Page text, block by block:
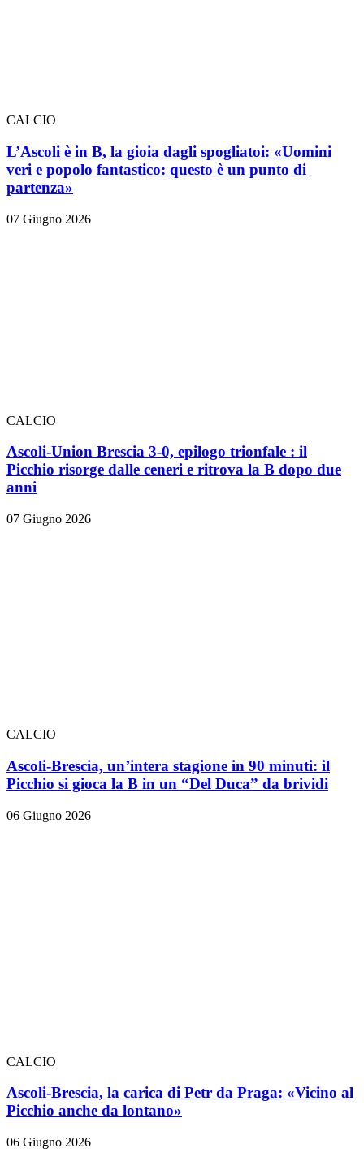
CALCIO
L’Ascoli è in B, la gioia dagli spogliatoi: «Uomini
veri e popolo fantastico: questo è un punto di
partenza»
07 Giugno 2026
CALCIO
Ascoli-Union Brescia 3-0, epilogo trionfale : il
Picchio risorge dalle ceneri e ritrova la B dopo due
anni
07 Giugno 2026
CALCIO
Ascoli-Brescia, un’intera stagione in 90 minuti: il
Picchio si gioca la B in un “Del Duca” da brividi
06 Giugno 2026
CALCIO
Ascoli-Brescia, la carica di Petr da Praga: «Vicino al
Picchio anche da lontano»
06 Giugno 2026